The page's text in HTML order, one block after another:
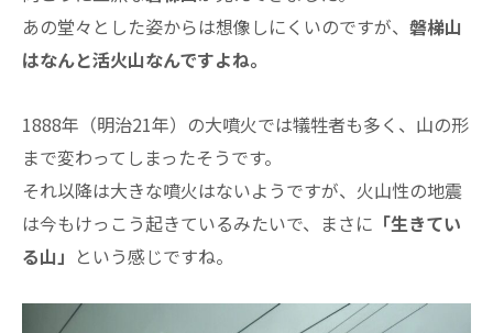
あの堂々とした姿からは想像しにくいのですが、 磐梯山
はなんと活火山なんですよね。
1888年（明治21年）の大噴火では犠牲者も多く、山の形
まで変わってしまったそうです。
それ以降は大きな噴火はないようですが、火山性の地震
は今もけっこう起きているみたいで、まさに 「生きてい
る山」 という感じですね。